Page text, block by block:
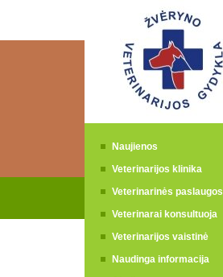
Naujienos
Veterinarijos klinika
Veterinarinės paslaugos
Veterinarai konsultuoja
Veterinarijos vaistinė
Naudinga informacija